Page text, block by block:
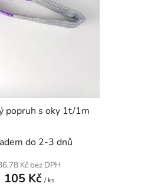
popruh s oky 1t/1m
do 2-3 dnů
Kč bez DPH
105 Kč / ks